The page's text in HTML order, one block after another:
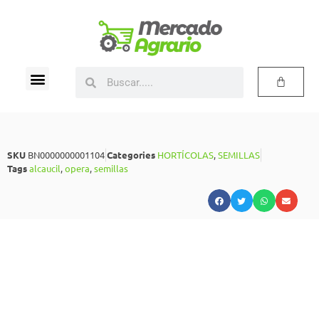
SKU BN0000000001104Categories HORTÍCOLAS,SEMILLAS
Tagsalcaucil,opera,semillas